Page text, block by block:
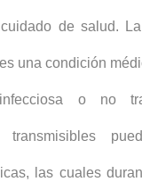
de salud.
una condición
o no
transmisibles
las cuales